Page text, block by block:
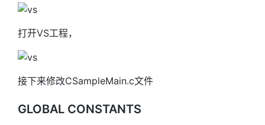
打开VS工程，
接下来修改CSampleMain.c文件
GLOBAL CONSTANTS